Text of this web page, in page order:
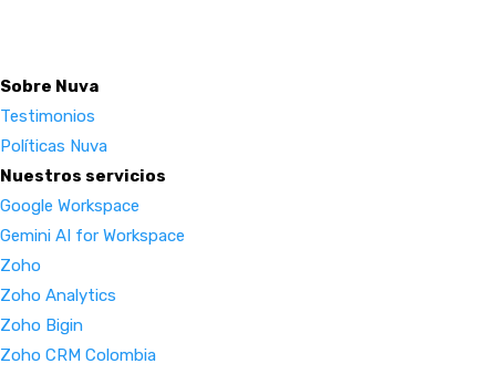
Sobre Nuva
Testimonios
Políticas Nuva
Nuestros servicios
Google Workspace
Gemini AI for Workspace
Zoho
Zoho Analytics
Zoho Bigin
Zoho CRM Colombia